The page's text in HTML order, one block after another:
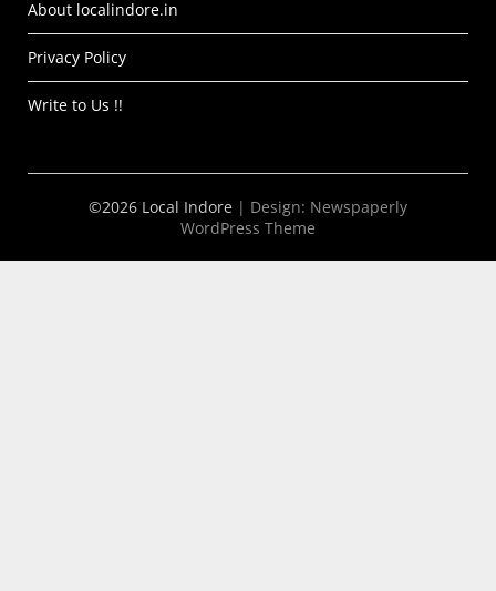
About localindore.in
Privacy Policy
Write to Us !!
©2026 Local Indore | Design: Newspaperly
WordPress Theme